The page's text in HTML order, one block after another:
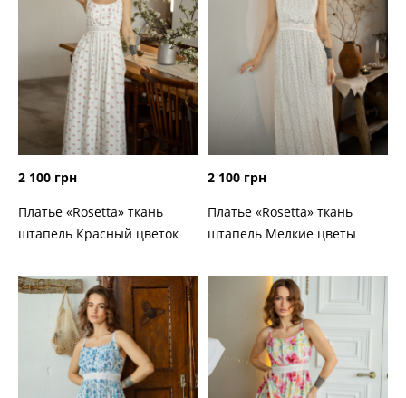
2 100 грн
Платье «Rosetta» ткань
штапель Красный цветок
2 100 грн
Платье «Rosetta» ткань
штапель Мелкие цветы